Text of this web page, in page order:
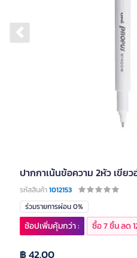
Previous slide
ปากกาเน้นข้อความ 2หัว เขีย
รหัสสินค้า1012153
ร่วมรายการผ่อน 0%
฿ 42.00
ช้อปเพิ่มคุ้มกว่า : ซื้อ 7 ชิ้น ลด